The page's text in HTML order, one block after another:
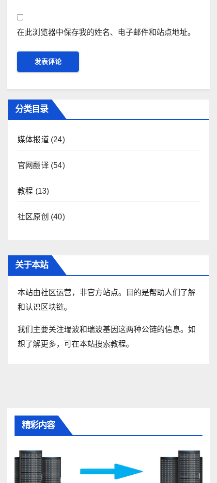
在此浏览器中保存我的姓名、电子邮件和站点地址。
分类目录
媒体报道(24)
官网翻译(54)
教程 (13)
社区原创 (40)
关于本站
本站由社区运营，非官方站点。目的是帮助人们了解
和认识区块链。
我们主要关注瑞波和瑞波基因这两种公链的信息。如
想了解更多，可在本站搜索教程。
精彩内容